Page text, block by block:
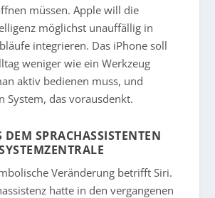
müssen. Apple will die
möglichst unauffällig in
integrieren. Das iPhone soll
weniger wie ein Werkzeug
aktiv bedienen muss, und
System, das vorausdenkt.
SPRACHASSISTENTEN
Veränderung betrifft Siri.
hatte in den vergangenen